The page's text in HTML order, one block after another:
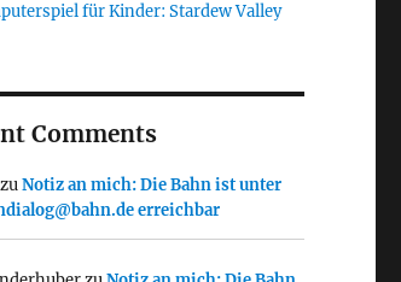
für Kinder: Stardew Valley
Comments
Notiz an mich: Die Bahn ist unter
erreichbar